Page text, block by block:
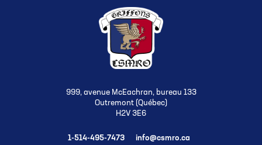
999, avenue McEachran, bureau 133
Outremont (Québec)
H2V 3E6
1-514-495-7473 info@csmro.ca